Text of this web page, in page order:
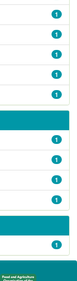
1
1
1
1
1
1
1
1
1
1